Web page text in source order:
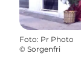
Foto: Pr Photo
© Sorgenfri